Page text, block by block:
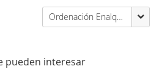
Ordenación Enalquiler
pueden interesar